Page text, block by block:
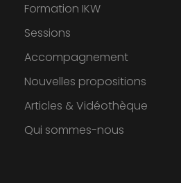
Formation IKW
Sessions
Accompagnement
Nouvelles propositions
Articles & Vidéothèque
Qui sommes-nous